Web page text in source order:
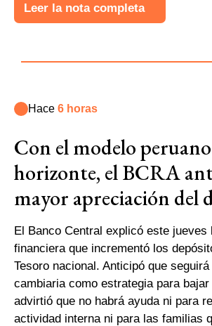
Leer la nota completa
Hace 6 horas
Con el modelo
horizonte, el BCRA
mayor apreciación del
El Banco Central explicó este jueves
financiera que incrementó los
Tesoro nacional. Anticipó que
cambiaria como estrategia para
advirtió que no habrá ayuda ni para
actividad interna ni para las familias